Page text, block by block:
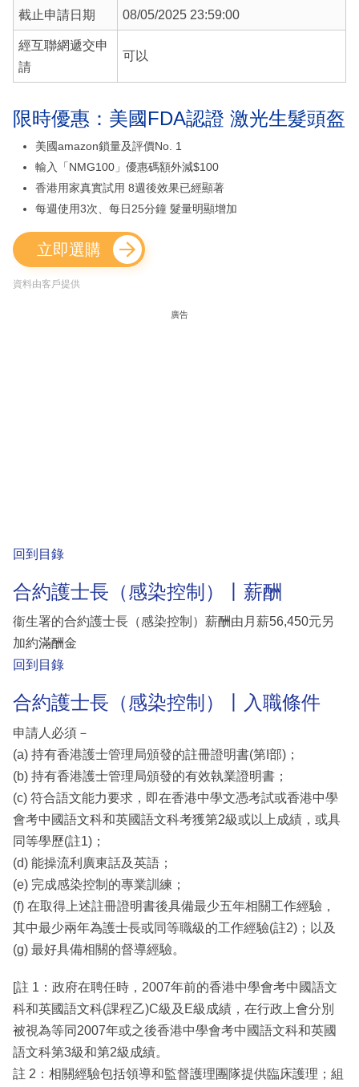
截止申請日期 08/05/2025 23:59:00
經互聯網遞交申
請
可以
限時優惠：美國FDA認證 激光生髮頭盔
美國amazon鎖量及評價No. 1
輸入「NMG100」優惠碼額外減$100
香港用家真實試用 8週後效果已經顯著
每週使用3次、每日25分鐘 髮量明顯增加
立即選購
資料由客戶提供
廣告
回到目錄
合約護士長（感染控制）丨薪酬
衞生署的合約護士長（感染控制）薪酬由月薪56,450元另
加約滿酬金
回到目錄
合約護士長（感染控制）丨入職條件
申請人必須－
(a) 持有香港護士管理局頒發的註冊證明書(第I部)；
(b) 持有香港護士管理局頒發的有效執業證明書；
(c) 符合語文能力要求，即在香港中學文憑考試或香港中學
會考中國語文科和英國語文科考獲第2級或以上成績，或具
同等學歷(註1)；
(d) 能操流利廣東話及英語；
(e) 完成感染控制的專業訓練；
(f) 在取得上述註冊證明書後具備最少五年相關工作經驗，
其中最少兩年為護士長或同等職級的工作經驗(註2)；以及
(g) 最好具備相關的督導經驗。
[註 1：政府在聘任時，2007年前的香港中學會考中國語文
科和英國語文科(課程乙)C級及E級成績，在行政上會分別
被視為等同2007年或之後香港中學會考中國語文科和英國
語文科第3級和第2級成績。
註 2：相關經驗包括領導和監督護理團隊提供臨床護理；組